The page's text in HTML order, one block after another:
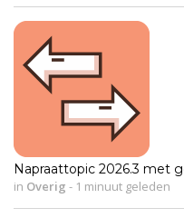
Napraattopic 2026.3 met
in Overig - 1 minuut geleden